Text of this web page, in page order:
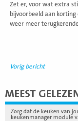
Zet er, voor wat extra
bijvoorbeeld aan
weer meer
Vorig bericht
MEEST
Zorg dat de keuken van
keukenmanager module